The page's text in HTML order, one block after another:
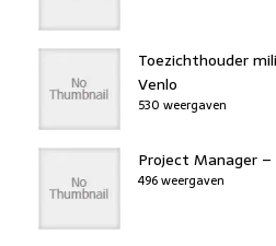
Toezichthouder
Venlo
530 weergaven
Project Manager –
496 weergaven